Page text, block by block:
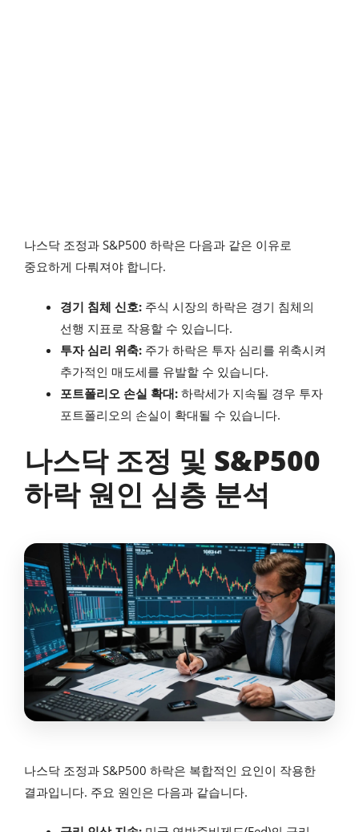
나스닥 조정과 S&P500 하락은 다음과 같은 이유로
중요하게 다뤄져야 합니다.
경기 침체 신호: 주식 시장의 하락은 경기 침체의
선행 지표로 작용할 수 있습니다.
투자 심리 위축: 주가 하락은 투자 심리를 위축시켜
추가적인 매도세를 유발할 수 있습니다.
포트폴리오 손실 확대: 하락세가 지속될 경우 투자
포트폴리오의 손실이 확대될 수 있습니다.
나스닥 조정 및 S&P500
하락 원인 심층 분석
나스닥 조정과 S&P500 하락은 복합적인 요인이 작용한
결과입니다. 주요 원인은 다음과 같습니다.